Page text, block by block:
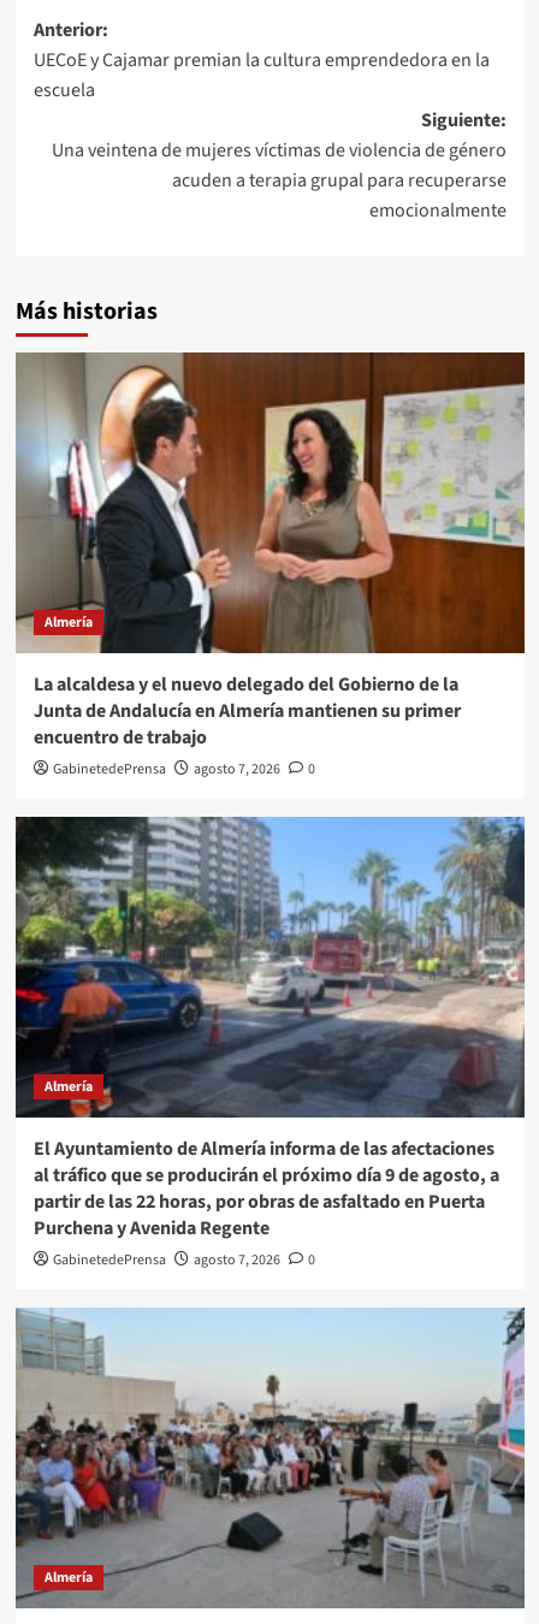
Navegación
de
entradas
Anterior:
UECoE y Cajamar premian la cultura emprendedora en la
escuela
Siguiente:
Una veintena de mujeres víctimas de violencia de género
acuden a terapia grupal para recuperarse
emocionalmente
Más historias
Almería
La alcaldesa y el nuevo delegado del Gobierno de la
Junta de Andalucía en Almería mantienen su primer
encuentro de trabajo
GabinetedePrensa agosto 7, 2026 0
Almería
El Ayuntamiento de Almería informa de las afectaciones
al tráfico que se producirán el próximo día 9 de agosto, a
partir de las 22 horas, por obras de asfaltado en Puerta
Purchena y Avenida Regente
GabinetedePrensa agosto 7, 2026 0
Almería